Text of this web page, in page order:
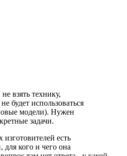
взять технику,
будет использоваться
модели). Нужен
задачи.
есть
для кого и чего она